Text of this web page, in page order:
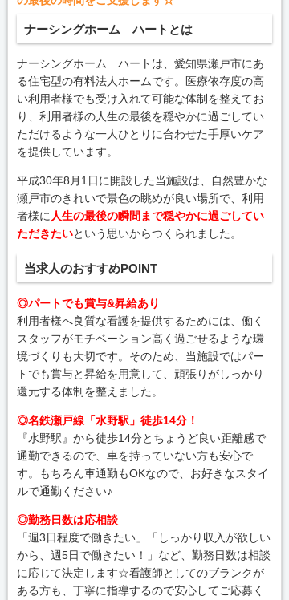
ナーシングホーム ハートとは
ナーシングホーム ハートは、愛知県瀬戸市にあ
る住宅型の有料法人ホームです。医療依存度の高
い利用者様でも受け入れて可能な体制を整えてお
り、利用者様の人生の最後を穏やかに過ごしてい
ただけるような一人ひとりに合わせた手厚いケア
を提供しています。
平成30年8月1日に開設した当施設は、自然豊かな
瀬戸市のきれいで景色の眺めが良い場所で、利用
者様に 人生の最後の瞬間まで穏やかに過ごしてい
ただきたいという思いからつくられました。
当求人のおすすめPOINT
◎パートでも賞与&昇給あり
利用者様へ良質な看護を提供するためには、働く
スタッフがモチベーション高く過ごせるような環
境づくりも大切です。そのため、当施設ではパー
トでも賞与と昇給を用意して、頑張りがしっかり
還元する体制を整えました。
◎名鉄瀬戸線「水野駅」徒歩14分！
『水野駅』から徒歩14分とちょうど良い距離感で
通勤できるので、車を持っていない方も安心で
す。もちろん車通勤もOKなので、お好きなスタイ
ルで通勤ください♪
◎勤務日数は応相談
「週3日程度で働きたい」「しっかり収入が欲しい
から、週5日で働きたい！」など、勤務日数は相談
に応じて決定します☆看護師としてのブランクが
ある方も、丁寧に指導するので安心してご応募く